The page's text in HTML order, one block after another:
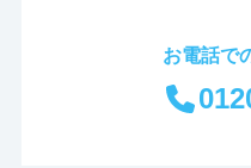
お電話で